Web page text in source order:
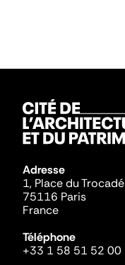
Adresse
1, Place du
75116 Paris
France
Téléphone
+33 1 58 51 52 00